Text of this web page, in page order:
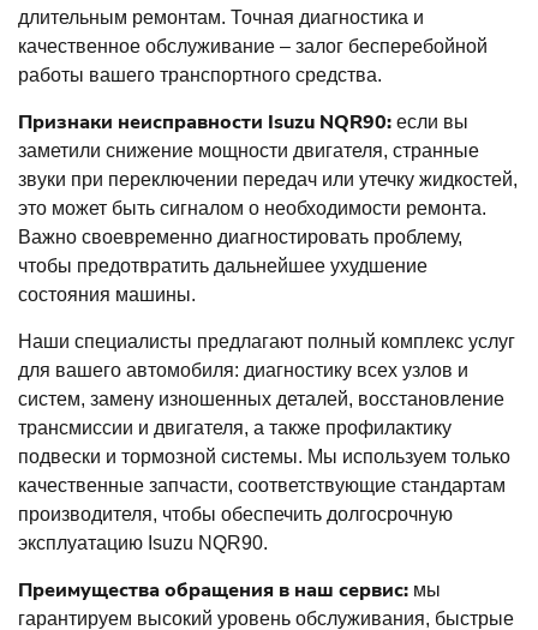
длительным ремонтам. Точная диагностика и
качественное обслуживание – залог бесперебойной
работы вашего транспортного средства.
Признаки неисправности Isuzu NQR90: если вы
заметили снижение мощности двигателя, странные
звуки при переключении передач или утечку жидкостей,
это может быть сигналом о необходимости ремонта.
Важно своевременно диагностировать проблему,
чтобы предотвратить дальнейшее ухудшение
состояния машины.
Наши специалисты предлагают полный комплекс услуг
для вашего автомобиля: диагностику всех узлов и
систем, замену изношенных деталей, восстановление
трансмиссии и двигателя, а также профилактику
подвески и тормозной системы. Мы используем только
качественные запчасти, соответствующие стандартам
производителя, чтобы обеспечить долгосрочную
эксплуатацию Isuzu NQR90.
Преимущества обращения в наш сервис: мы
гарантируем высокий уровень обслуживания, быстрые